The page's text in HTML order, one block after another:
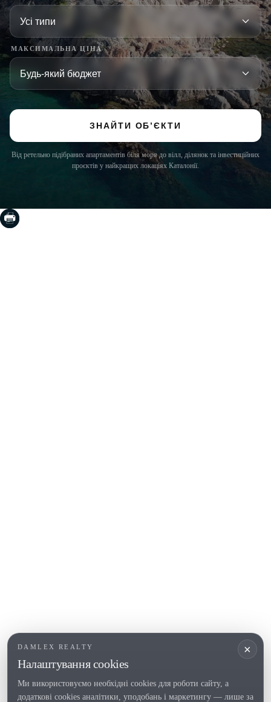
×
DAMLEX REALTY
Налаштування cookies
Ми використовуємо необхідні cookies для роботи сайту, а
додаткові cookies аналітики, уподобань і маркетингу — лише за
МАКСИМАЛЬНА ЦІНА
ЗНАЙТИ ОБ’ЄКТИ
Від ретельно підібраних апартаментів біля моря до вілл, ділянок та інвестиційних
проєктів у найкращих локаціях Каталонії.
Новобудови